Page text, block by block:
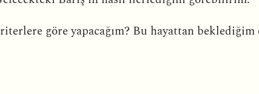
kriterlere göre yapacağım? Bu hayattan